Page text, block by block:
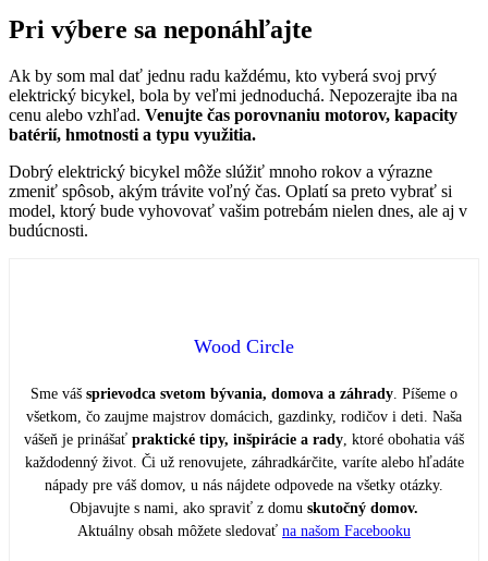
Pri výbere sa neponáhľajte
Ak by som mal dať jednu radu každému, kto vyberá svoj prvý
elektrický bicykel, bola by veľmi jednoduchá. Nepozerajte iba na
cenu alebo vzhľad. Venujte čas porovnaniu motorov, kapacity
batérií, hmotnosti a typu využitia.
Dobrý elektrický bicykel môže slúžiť mnoho rokov a výrazne
zmeniť spôsob, akým trávite voľný čas. Oplatí sa preto vybrať si
model, ktorý bude vyhovovať vašim potrebám nielen dnes, ale aj v
budúcnosti.
Wood Circle
Sme váš sprievodca svetom bývania, domova a záhrady . Píšeme o
všetkom, čo zaujme majstrov domácich, gazdinky, rodičov i deti. Naša
vášeň je prinášať praktické tipy, inšpirácie a rady , ktoré obohatia váš
každodenný život. Či už renovujete, záhradkárčite, varíte alebo hľadáte
nápady pre váš domov, u nás nájdete odpovede na všetky otázky.
Objavujte s nami, ako spraviť z domu skutočný domov.
Aktuálny obsah môžete sledovať na našom Facebooku